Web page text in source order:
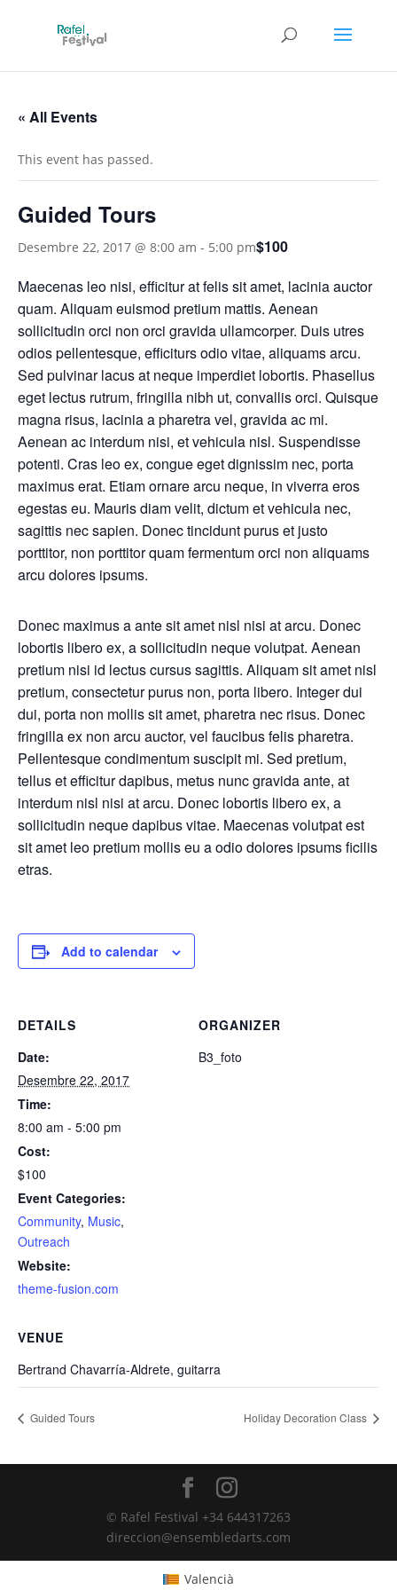
« All Events
This event has passed.
Guided Tours
Desembre 22, 2017 @ 8:00 am - 5:00 pm$100
Maecenas leo nisi, efficitur at felis sit amet, lacinia auctor
quam. Aliquam euismod pretium mattis. Aenean
sollicitudin orci non orci gravida ullamcorper. Duis utres
odios pellentesque, efficiturs odio vitae, aliquams arcu.
Sed pulvinar lacus at neque imperdiet lobortis. Phasellus
eget lectus rutrum, fringilla nibh ut, convallis orci. Quisque
magna risus, lacinia a pharetra vel, gravida ac mi.
Aenean ac interdum nisi, et vehicula nisl. Suspendisse
potenti. Cras leo ex, congue eget dignissim nec, porta
maximus erat. Etiam ornare arcu neque, in viverra eros
egestas eu. Mauris diam velit, dictum et vehicula nec,
sagittis nec sapien. Donec tincidunt purus et justo
porttitor, non porttitor quam fermentum orci non aliquams
arcu dolores ipsums.
Donec maximus a ante sit amet nisl nisi at arcu. Donec
lobortis libero ex, a sollicitudin neque volutpat. Aenean
pretium nisi id lectus cursus sagittis. Aliquam sit amet nisl
pretium, consectetur purus non, porta libero. Integer dui
dui, porta non mollis sit amet, pharetra nec risus. Donec
fringilla ex non arcu auctor, vel faucibus felis pharetra.
Pellentesque condimentum suscipit mi. Sed pretium,
tellus et efficitur dapibus, metus nunc gravida ante, at
interdum nisl nisi at arcu. Donec lobortis libero ex, a
sollicitudin neque dapibus vitae. Maecenas volutpat est
sit amet leo pretium mollis eu a odio dolores ipsums ficilis
etras.
Add to calendar
DETAILS
Date:
Desembre 22, 2017
Time:
8:00 am - 5:00 pm
Cost:
$100
Event Categories:
Community, Music,
Outreach
Website:
theme-fusion.com
ORGANIZER
B3_foto
VENUE
Bertrand Chavarría-Aldrete, guitarra
Guided Tours Holiday Decoration Class
© Rafel Festival +34 644317263
direccion@ensembledarts.com
Valencià